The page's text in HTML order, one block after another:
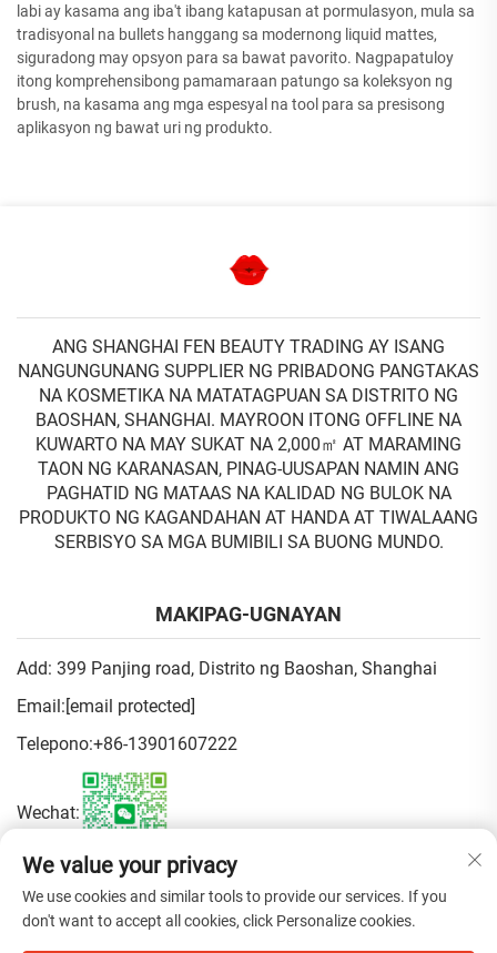
labi ay kasama ang iba't ibang katapusan at pormulasyon, mula sa
tradisyonal na bullets hanggang sa modernong liquid mattes,
siguradong may opsyon para sa bawat pavorito. Nagpapatuloy
itong komprehensibong pamamaraan patungo sa koleksyon ng
brush, na kasama ang mga espesyal na tool para sa presisong
aplikasyon ng bawat uri ng produkto.
ANG SHANGHAI FEN BEAUTY TRADING AY ISANG
NANGUNGUNANG SUPPLIER NG PRIBADONG PANGTAKAS
NA KOSMETIKA NA MATATAGPUAN SA DISTRITO NG
BAOSHAN, SHANGHAI. MAYROON ITONG OFFLINE NA
KUWARTO NA MAY SUKAT NA 2,000㎡ AT MARAMING
TAON NG KARANASAN, PINAG-UUSAPAN NAMIN ANG
PAGHATID NG MATAAS NA KALIDAD NG BULOK NA
PRODUKTO NG KAGANDAHAN AT HANDA AT TIWALAANG
SERBISYO SA MGA BUMIBILI SA BUONG MUNDO.
MAKIPAG-UGNAYAN
Add: 399 Panjing road, Distrito ng Baoshan, Shanghai
Email:[email protected]
Telepono:+86-13901607222
Wechat:
Patakaran sa Pagkapribado
We value your privacy
We use cookies and similar tools to provide our services. If you
don't want to accept all cookies, click Personalize cookies.